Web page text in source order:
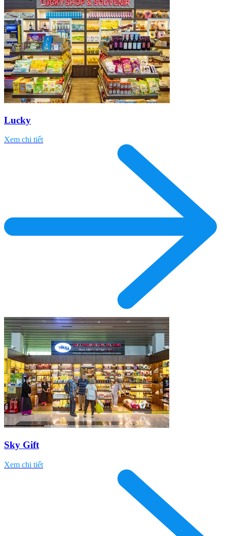
Lucky
Xem chi tiết
Sky Gift
Xem chi tiết